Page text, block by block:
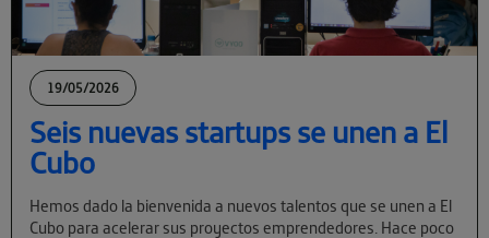
19/05/2026
Seis nuevas startups se unen a El
Cubo
Hemos dado la bienvenida a nuevos talentos que se unen a El
Cubo para acelerar sus proyectos emprendedores. Hace poco